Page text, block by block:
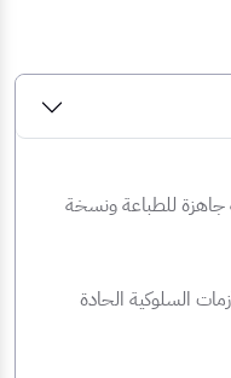
للطباعة ونسخة
السلوكية الحادة